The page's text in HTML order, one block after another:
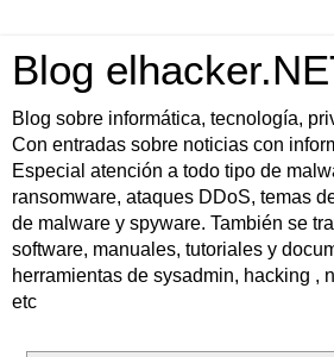
Blog
Blog sobre informática, tecnología,
Con entradas sobre noticias con
Especial atención a todo tipo de
ransomware, ataques DDoS, temas
de malware y spyware. También se
software, manuales, tutoriales y
herramientas de sysadmin, hacking ,
etc